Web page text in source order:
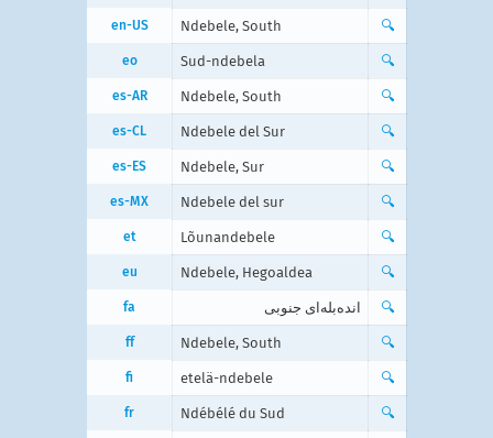
en-US Ndebele, South 🔍
eo Sud-ndebela 🔍
es-AR Ndebele, South 🔍
es-CL Ndebele del Sur 🔍
es-ES Ndebele, Sur 🔍
es-MX Ndebele del sur 🔍
et Lõunandebele 🔍
eu Ndebele, Hegoaldea 🔍
fa انده‌بله‌ای جنوبی 🔍
ff Ndebele, South 🔍
fi etelä-ndebele 🔍
fr Ndébélé du Sud 🔍